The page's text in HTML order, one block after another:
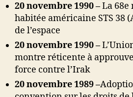
20 novembre 1990 –La 68e
habitée américaine STS 38
de l’espace
20 novembre 1990 –
montre réticente à
force contre l’Irak
20 novembre 1989 –